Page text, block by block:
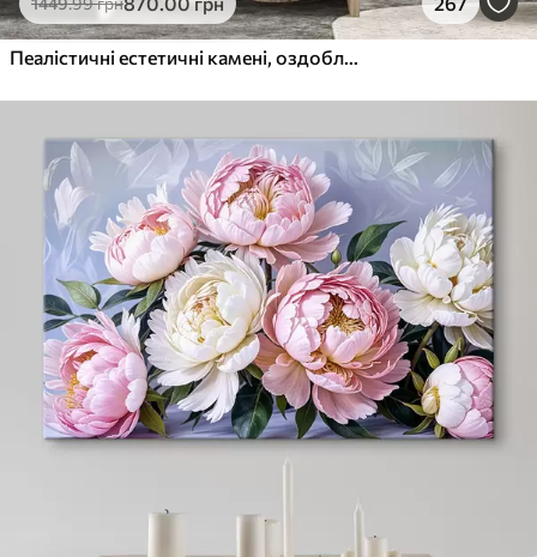
Пеалістичні естетичні камені, оздоблення будинку, природне освітлення